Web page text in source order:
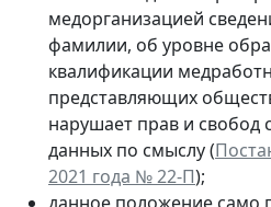
медорганизацией
фамилии, об уровне
квалификации
представляющих
нарушает прав и свобод
данных по смыслу (
2021 года № 22-П);